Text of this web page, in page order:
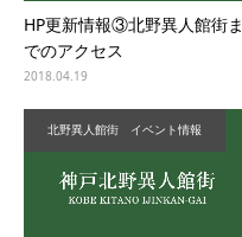
HP更新情報③北野異人館街ま
でのアクセス
2018.04.19
北野異人館街 イベント情報